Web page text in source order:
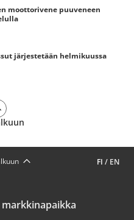
moottorivene puuveneen
järjestetään helmikuussa
FI / EN